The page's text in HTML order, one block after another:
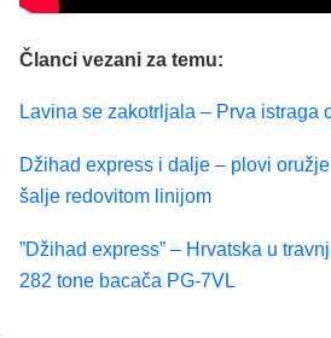
Članci vezani za temu:
Lavina se zakotrljala – Prva istraga
Džihad express i dalje – plovi
šalje redovitom linijom
”Džihad express” – Hrvatska u
282 tone bacača PG-7VL